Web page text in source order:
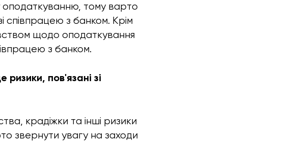
оподаткуванню, тому варто
співпрацею з банком. Крім
щодо оподаткування
з банком.
пов'язані зі
крадіжки та інші ризики
звернути увагу на заходи